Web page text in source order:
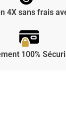
4X sans frais
100%